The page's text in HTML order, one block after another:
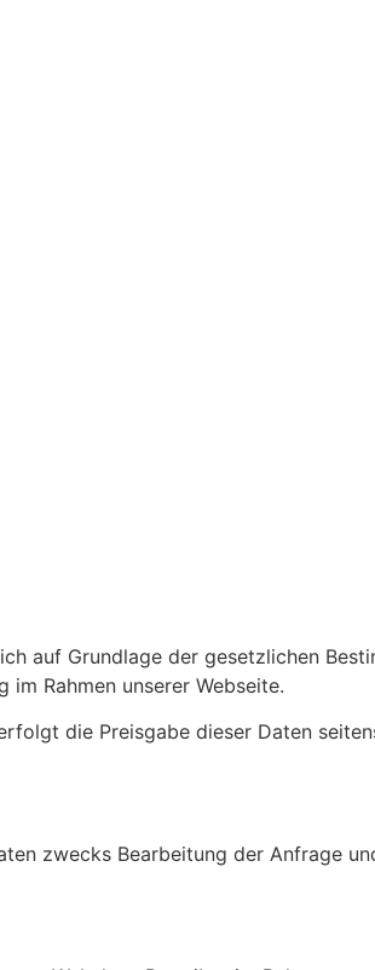
auf Grundlage der gesetzlichen
Rahmen unserer Webseite.
die Preisgabe dieser Daten
zwecks Bearbeitung der Anfrage